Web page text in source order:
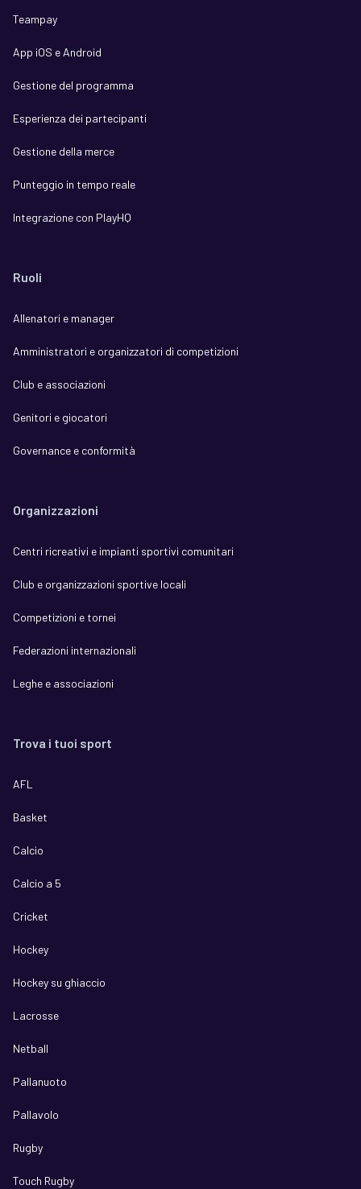
Teampay
App iOS e Android
Gestione del programma
Esperienza dei partecipanti
Gestione della merce
Punteggio in tempo reale
Integrazione con PlayHQ
Ruoli
Allenatori e manager
Amministratori e organizzatori di competizioni
Club e associazioni
Genitori e giocatori
Governance e conformità
Organizzazioni
Centri ricreativi e impianti sportivi comunitari
Club e organizzazioni sportive locali
Competizioni e tornei
Federazioni internazionali
Leghe e associazioni
Trova i tuoi sport
AFL
Basket
Calcio
Calcio a 5
Cricket
Hockey
Hockey su ghiaccio
Lacrosse
Netball
Pallanuoto
Pallavolo
Rugby
Touch Rugby